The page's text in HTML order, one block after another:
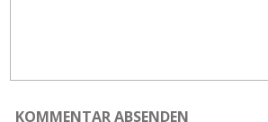
KOMMENTAR ABSENDEN